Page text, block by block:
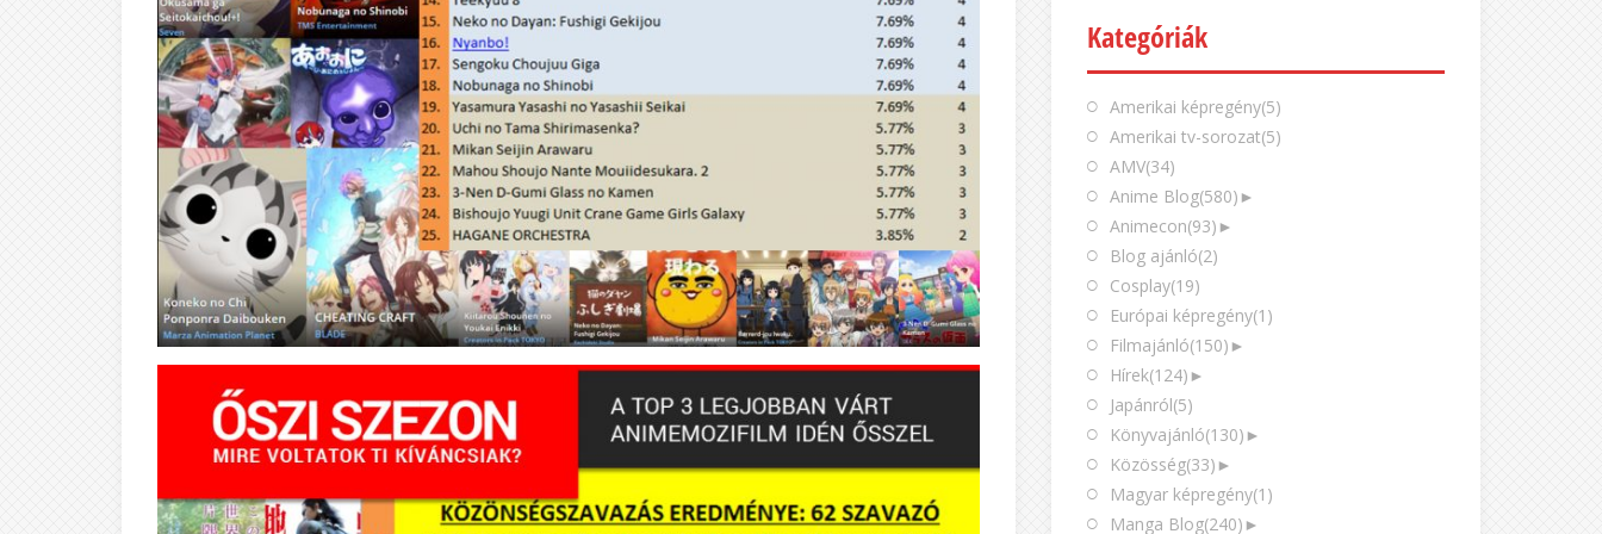
Kategóriák
Amerikai képregény(5)
Amerikai tv-sorozat(5)
AMV(34)
Anime Blog(580) ►
Animecon(93) ►
Blog ajánló(2)
Cosplay(19)
Európai képregény(1)
Filmajánló(150) ►
Hírek(124) ►
Japánról(5)
Könyvajánló(130) ►
Közösség(33) ►
Magyar képregény(1)
Manga Blog(240) ►